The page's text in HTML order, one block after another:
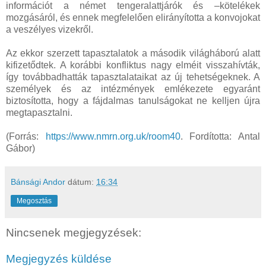
információt a német tengeralattjárók és –kötelékek
mozgásáról, és ennek megfelelően elirányította a konvojokat
a veszélyes vizekről.
Az ekkor szerzett tapasztalatok a második világháború alatt
kifizetődtek. A korábbi konfliktus nagy elméit visszahívták,
így továbbadhatták tapasztalataikat az új tehetségeknek. A
személyek és az intézmények emlékezete egyaránt
biztosította, hogy a fájdalmas tanulságokat ne kelljen újra
megtapasztalni.
(Forrás: https://www.nmrn.org.uk/room40. Fordította: Antal
Gábor)
Bánsági Andor dátum: 16:34
Megosztás
Nincsenek megjegyzések:
Megjegyzés küldése